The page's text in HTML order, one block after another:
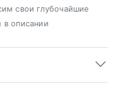
свои глубочайшие
в описании